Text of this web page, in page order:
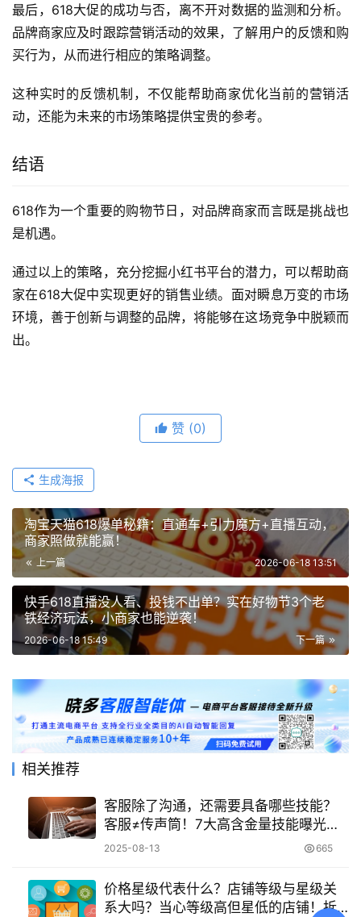
最后，618大促的成功与否，离不开对数据的监测和分析。
品牌商家应及时跟踪营销活动的效果，了解用户的反馈和购
买行为，从而进行相应的策略调整。
这种实时的反馈机制，不仅能帮助商家优化当前的营销活
动，还能为未来的市场策略提供宝贵的参考。
结语
618作为一个重要的购物节日，对品牌商家而言既是挑战也
是机遇。
通过以上的策略，充分挖掘小红书平台的潜力，可以帮助商
家在618大促中实现更好的销售业绩。面对瞬息万变的市场
环境，善于创新与调整的品牌，将能够在这场竞争中脱颖而
出。
赞 (0)
生成海报
淘宝天猫618爆单秘籍：直通车+引力魔方+直播互动，
商家照做就能赢！
上一篇 2026-06-18 13:51
快手618直播没人看、投钱不出单？实在好物节3个老
铁经济玩法，小商家也能逆袭！
下一篇
2026-06-18 15:49
相关推荐
客服除了沟通，还需要具备哪些技能？
客服≠传声筒！7大高含金量技能曝光，
90%企业正在高薪抢人！
2025-08-13 665
价格星级代表什么？店铺等级与星级关
系大吗？当心等级高但星低的店铺！拆